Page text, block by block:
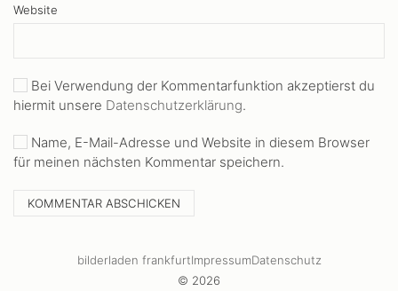
Website
Bei Verwendung der Kommentarfunktion akzeptierst du
hiermit unsere Datenschutzerklärung.
Name, E-Mail-Adresse und Website in diesem Browser
für meinen nächsten Kommentar speichern.
bilderladen frankfurtImpressumDatenschutz
© 2026